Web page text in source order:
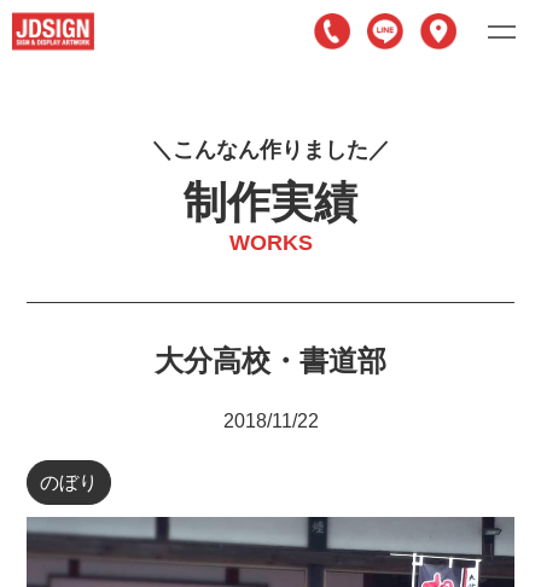
こんなん作り ま した
制作実績
WORKS
大分高校・書道部
2018/11/22
のぼり